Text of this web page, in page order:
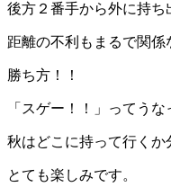
後方２番手から外に持ち
距離の不利もまるで関係
勝ち方！！
「スゲー！！」ってう
秋はどこに持って行くか
とても楽しみです。